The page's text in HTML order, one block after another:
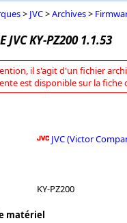
> JVC>Archives>
JVC KY-PZ200 1.1.53
il s'agit d'un fichier
est disponible sur la fiche
JVC (Victor
KY-PZ200
matériel